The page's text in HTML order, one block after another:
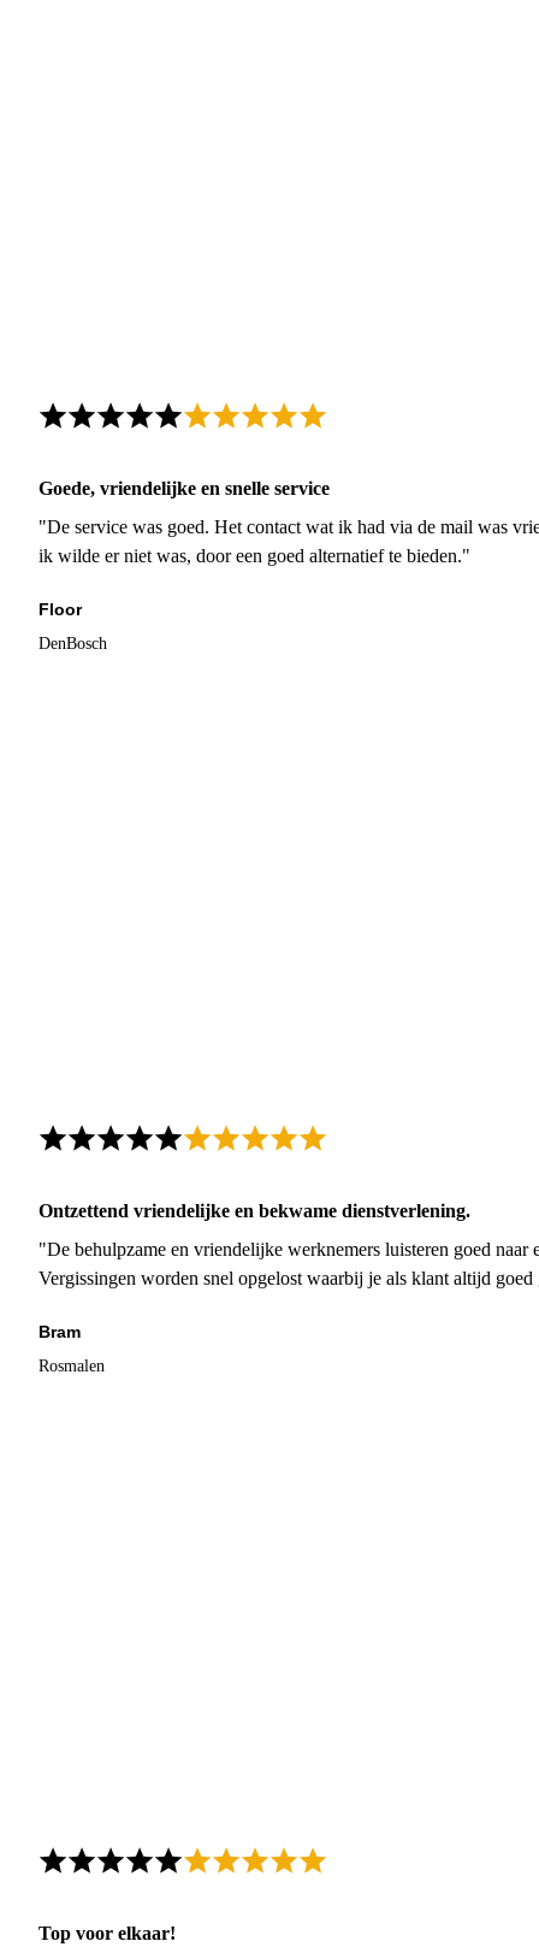
Goede, vriendelijke en snelle service
"De service was goed. Het contact wat ik had via de mail was
ik wilde er niet was, door een goed alternatief te bieden."
Floor
DenBosch
Ontzettend vriendelijke en bekwame dienstverlening.
"De behulpzame en vriendelijke werknemers luisteren goed naar
Vergissingen worden snel opgelost waarbij je als klant altijd
Bram
Rosmalen
Top voor elkaar!